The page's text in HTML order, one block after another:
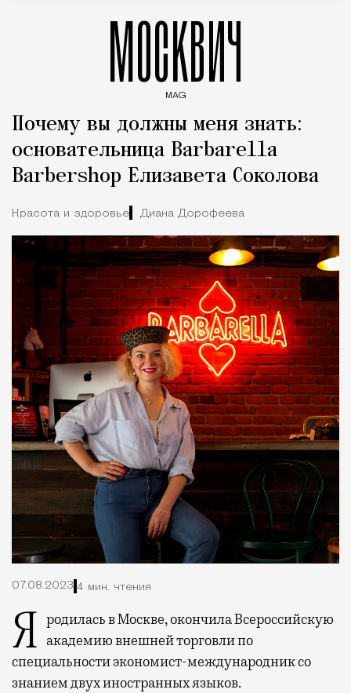
МОСКВИЧ
MAG
Почему вы должны меня знать:
основательница Barbarella
Barbershop Елизавета Соколова
Красота и здоровье Диана Дорофеева
07.08.2023 4 мин. чтения
Я родилась в Москве, окончила Всероссийскую академию внешней торговли по
специальности экономист-международник со
знанием двух иностранных языков.